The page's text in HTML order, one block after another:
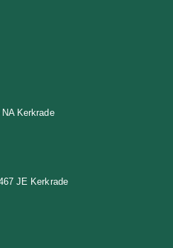
Kerkrade
JE Kerkrade